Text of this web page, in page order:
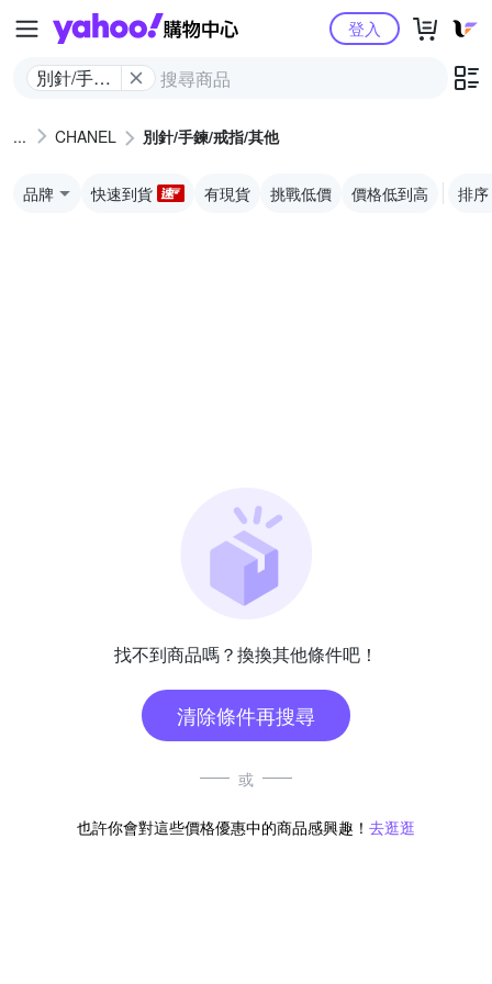
Yahoo購物中心
別針/手鍊/
登入
CHANEL 別針/手鍊/戒指/其他
品牌 快速到貨 有現貨 挑戰低價 價格低到高 排序
找不到商品嗎？換換其他條件吧！
清除條件再搜尋
或
也許你會對這些價格優惠中的商品感興趣！ 去逛逛